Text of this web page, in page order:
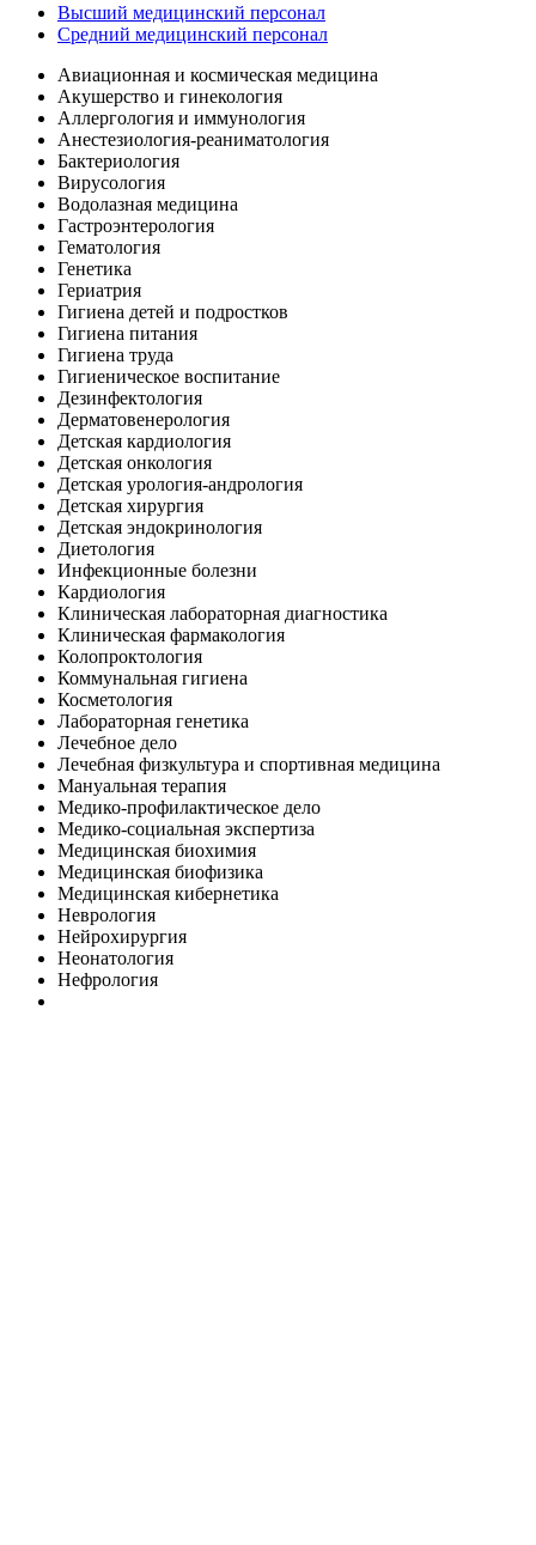
Высший медицинский персонал
Средний медицинский персонал
Авиационная и космическая медицина
Акушерство и гинекология
Аллергология и иммунология
Анестезиология-реаниматология
Бактериология
Вирусология
Водолазная медицина
Гастроэнтерология
Гематология
Генетика
Гериатрия
Гигиена детей и подростков
Гигиена питания
Гигиена труда
Гигиеническое воспитание
Дезинфектология
Дерматовенерология
Детская кардиология
Детская онкология
Детская урология-андрология
Детская хирургия
Детская эндокринология
Диетология
Инфекционные болезни
Кардиология
Клиническая лабораторная диагностика
Клиническая фармакология
Колопроктология
Коммунальная гигиена
Косметология
Лабораторная генетика
Лечебное дело
Лечебная физкультура и спортивная медицина
Мануальная терапия
Медико-профилактическое дело
Медико-социальная экспертиза
Медицинская биохимия
Медицинская биофизика
Медицинская кибернетика
Неврология
Нейрохирургия
Неонатология
Нефрология